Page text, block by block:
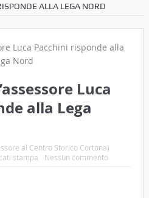
ALLA LEGA NORD
Luca
alla Lega
al Centro Storico Cortona)
stampa Nessun commento